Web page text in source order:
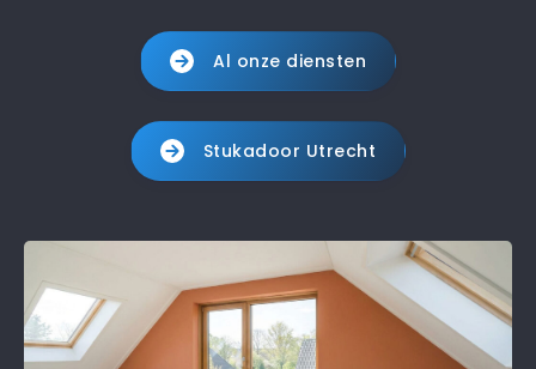
Al onze diensten
Stukadoor Utrecht